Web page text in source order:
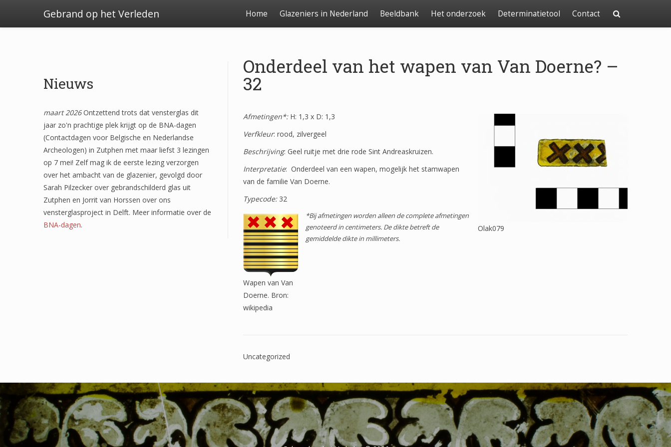
Gebrand op het Verleden Home Glazeniers in Nederland Beeldbank Het onderzoek Determinatietool Contact
Nieuws
maart 2026Ontzettend trots dat vensterglas dit
jaar zo'n prachtige plek krijgt op de BNA-dagen
(Contactdagen voor Belgische en Nederlandse
Archeologen) in Zutphen met maar liefst 3 lezingen
op 7 mei! Zelf mag ik de eerste lezing verzorgen
over het ambacht van de glazenier, gevolgd door
Sarah Pilzecker over gebrandschilderd glas uit
Zutphen en Jorrit van Horssen over ons
vensterglasproject in Delft. Meer informatie over de
BNA-dagen.
Onderdeel van het wapen van Van Doerne? –
32
Olak079
Afmetingen*:H: 1,3 x D: 1,3
Verfkleur: rood, zilvergeel
Beschrijving: Geel ruitje met drie rode Sint Andreaskruizen.
Interpretatie: Onderdeel van een wapen, mogelijk het stamwapen
van de familie Van Doerne.
Typecode:32
Wapen van Van
Doerne. Bron:
wikipedia
*Bij afmetingen worden alleen de complete afmetingen
genoteerd in centimeters. De dikte betreft de
gemiddelde dikte in millimeters.
Uncategorized